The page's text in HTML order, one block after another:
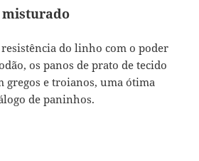
misturado
do linho com o poder
os panos de prato de tecido
gregos e troianos, uma ótima
de paninhos.